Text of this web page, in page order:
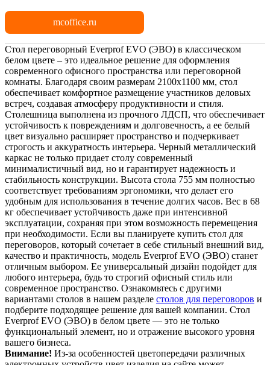
mcoffice.ru
Стол переговорный Everprof EVO (ЭВО) в классическом
белом цвете – это идеальное решение для оформления
современного офисного пространства или переговорной
комнаты. Благодаря своим размерам 2100х1100 мм, стол
обеспечивает комфортное размещение участников деловых
встреч, создавая атмосферу продуктивности и стиля.
Столешница выполнена из прочного ЛДСП, что обеспечивает
устойчивость к повреждениям и долговечность, а ее белый
цвет визуально расширяет пространство и подчеркивает
строгость и аккуратность интерьера. Черный металлический
каркас не только придает столу современный
минималистичный вид, но и гарантирует надежность и
стабильность конструкции. Высота стола 755 мм полностью
соответствует требованиям эргономики, что делает его
удобным для использования в течение долгих часов. Вес в 68
кг обеспечивает устойчивость даже при интенсивной
эксплуатации, сохраняя при этом возможность перемещения
при необходимости. Если вы планируете купить стол для
переговоров, который сочетает в себе стильный внешний вид,
качество и практичность, модель Everprof EVO (ЭВО) станет
отличным выбором. Ее универсальный дизайн подойдет для
любого интерьера, будь то строгий офисный стиль или
современное пространство. Ознакомьтесь с другими
вариантами столов в нашем разделе столов для переговоров и
подберите подходящее решение для вашей компании. Стол
Everprof EVO (ЭВО) в белом цвете — это не только
функциональный элемент, но и отражение высокого уровня
вашего бизнеса.
Внимание! Из-за особенностей цветопередачи различных